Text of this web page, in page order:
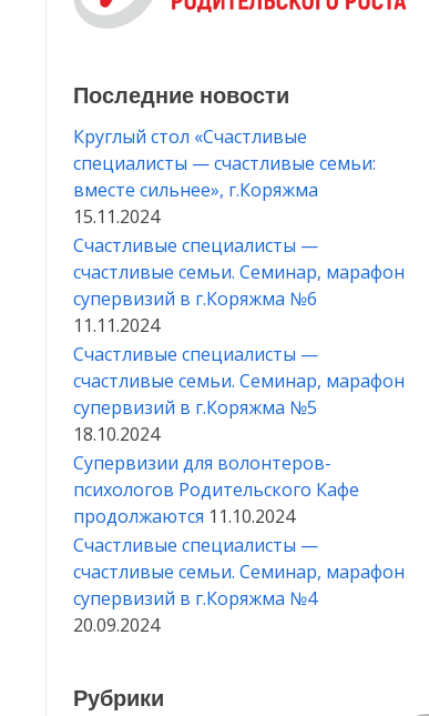
Последние новости
Круглый стол «Счастливые
специалисты — счастливые семьи:
вместе сильнее», г.Коряжма
15.11.2024
Счастливые специалисты —
счастливые семьи. Семинар, марафон
супервизий в г.Коряжма №6
11.11.2024
Счастливые специалисты —
счастливые семьи. Семинар, марафон
супервизий в г.Коряжма №5
18.10.2024
Супервизии для волонтеров-
психологов Родительского Кафе
продолжаются 11.10.2024
Счастливые специалисты —
счастливые семьи. Семинар, марафон
супервизий в г.Коряжма №4
20.09.2024
Рубрики